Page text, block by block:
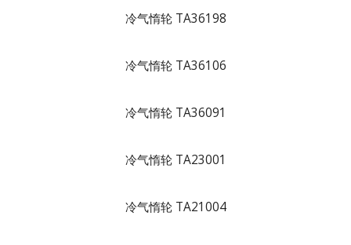
冷气惰轮 TA36198
冷气惰轮 TA36106
冷气惰轮 TA36091
冷气惰轮 TA23001
冷气惰轮 TA21004